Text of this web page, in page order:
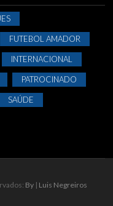
FUTEBOL AMADOR
INTERNACIONAL
PATROCINADO
SAÚDE
By | Luis Negreiros